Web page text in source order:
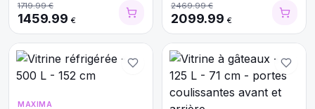
1719.99€
1459.99 €
2469.99€
2099.99 €
MAXIMA